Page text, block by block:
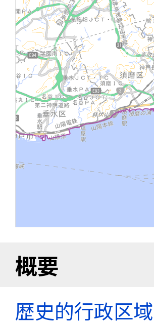
概要
歴史的行政区